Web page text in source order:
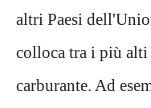
altri Paesi
colloca tra i più
carburante. Ad